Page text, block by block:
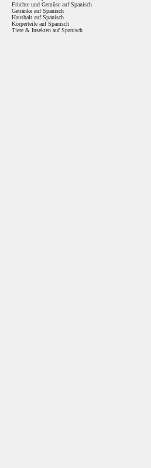
Früchte und Gemüse auf Spanisch
Getränke auf Spanisch
Haushalt auf Spanisch
Körperteile auf Spanisch
Tiere & Insekten auf Spanisch